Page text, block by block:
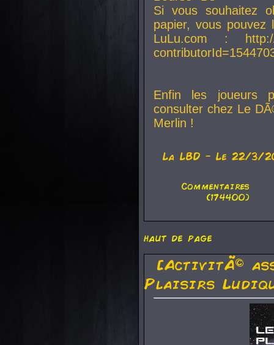
Si vous souhaitez
papier, vous
LuLu.com : http://
Enfin les joueurs
consulter chez Le
Merlin !
La LBD - Le 22/3/
Commentaires
(174400)
haut de page
[ActivitÃ©
Plaisirs